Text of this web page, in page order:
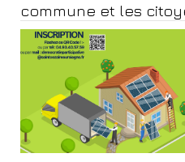
commune et les